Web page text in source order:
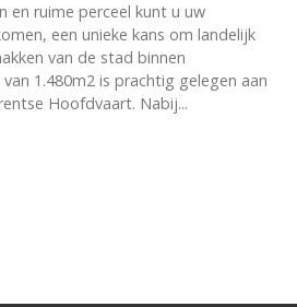
en ruime perceel kunt u uw
een unieke kans om landelijk
van de stad binnen
1.480m2 is prachtig gelegen aan
Hoofdvaart. Nabij...